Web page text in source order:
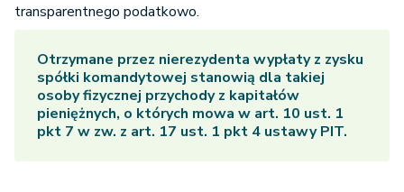
transparentnego podatkowo.
Otrzymane przez nierezydenta wypłaty z zysku
spółki komandytowej stanowią dla takiej
osoby fizycznej przychody z kapitałów
pieniężnych, o których mowa w art. 10 ust. 1
pkt 7 w zw. z art. 17 ust. 1 pkt 4 ustawy PIT.